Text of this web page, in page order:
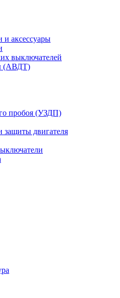
и аксессуары
выключателей
(АВДТ)
пробоя (УЗДП)
защиты двигателя